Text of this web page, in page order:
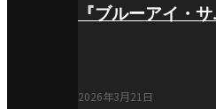
『ブルーアイ・
2026年3月21日